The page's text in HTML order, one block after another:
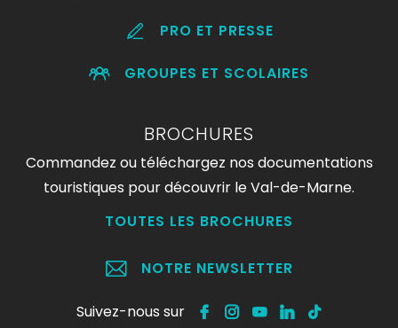
PRO ET PRESSE
GROUPES ET SCOLAIRES
BROCHURES
Commandez ou téléchargez nos documentations
touristiques pour découvrir le Val-de-Marne.
TOUTES LES BROCHURES
NOTRE NEWSLETTER
Suivez-nous sur